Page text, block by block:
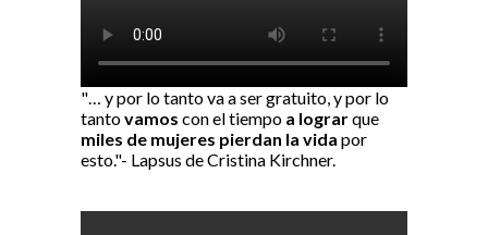
"… y por lo tanto va a ser gratuito, y por lo
tantovamos con el tiempo a lograrque
miles de mujeres pierdan la vida por
esto."- Lapsus de Cristina Kirchner.